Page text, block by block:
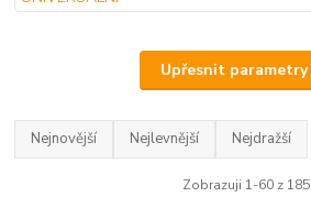
Upřesnit parametry
Nejnovější Nejlevnější Nejdražší
Zobrazuji 1-60 z 185